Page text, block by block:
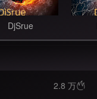
DjSrue
2.8 万